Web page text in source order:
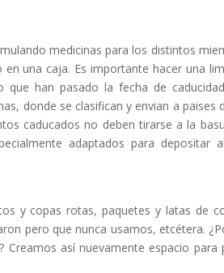
medicinas para los distintos
una caja. Es importante hacer una
han pasado la fecha de
donde se clasifican y envian a paises
caducados no deben tirarse a la
adaptados para depositar
y copas rotas, paquetes y latas de
pero que nunca usamos, etcétera.
así nuevamente espacio para